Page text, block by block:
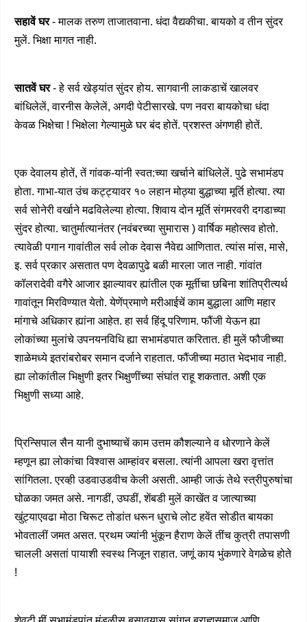
सहावें घर- मालक तरुण ताजातवाना. धंदा वैद्यकीचा. बायको व तीन सुंदर
मुलें. भिक्षा मागत नाही.
सातवें घर- हे सर्व खेड्यांत सुंदर होय. सागवानी लाकडाचें खालवर
बांधिलेलें, वारनीस केलेलें, अगदी पेटीसारखे. पण नवरा बायकोचा धंदा
केवळ भिक्षेचा ! भिक्षेला गेल्यामुळे घर बंद होतें. प्रशस्त अंगणही होतें.
एक देवालय होतें, तें गांवक-यांनी स्वत:च्या खर्चाने बांधिलेलें. पुढे सभामंडप
होता. गाभा-यात उंच कट्ट्यावर १० लहान मोठ्या बुद्धाच्या मूर्ति होत्या. त्या
सर्व सोनेरी वर्खाने मढविलेल्या होत्या. शिवाय दोन मूर्ति संगमरवरी दगडाच्या
सुंदर होत्या. चातुर्मात्यानंतर (नवंबरच्या सुमारास ) वार्षिक महोत्सव होतो.
त्यावेळी पगान गावांतील सर्व लोक देवास नैवेद्य आणितात. त्यांस मांस, मासे,
इ. सर्व प्रकार असतात पण देवळापुढे बळी मारला जात नाही. गांवांत
कॉलरादेवी वगैरे आजार झाल्यावर ह्यांतील एक मूर्तीचा छबिना शांतिप्रीत्यर्थ
गावांतून मिरविण्यात येतो. येणेंप्रमाणे मरीआईचें काम बुद्धाला आणि महार
मांगाचे अधिकार ह्यांना आहेत. हा सर्व हिंदू परिणाम. फौंजी येऊन ह्या
लोकांच्या मुलांचे उपनयनविधि ह्या सभामंडपात करितात. ही मुलें फौजीच्या
शाळेमध्ये इतरांबरोबर समान दर्जाने राहतात. फौंजीच्या मठात भेदभाव नाही.
ह्या लोकांतील भिक्षुणी इतर भिक्षुणींच्या संघांत राहू शकतात. अशी एक
भिक्षुणी सध्या आहे.
प्रिन्सिपाल सैन यानी दुभाष्याचें काम उत्तम कौशल्याने व धोरणाने केलें
म्हणून ह्या लोकांचा विश्वास आम्हांवर बसला. त्यांनी आपला खरा वृत्तांत
सांगितला. एरव्ही उडवाउडवीच केली असती. आम्ही जाऊं तेथे स्त्रीपुरुषांचा
घोळका जमत असे. नागडीं, उघडीं, शेंबडी मुलें काखेंत व जात्याच्या
खुंट्याएवढा मोठा चिरूट तोडांत धरून धुराचे लोट हवेंत सोडीत बायका
भोवतालीं जमत असत. प्रथम ज्यांनी भुंकून हैराण केलें तींच कुत्री तपासणी
चालली असतां पायाशी स्वस्थ निजून राहात. जणूं काय भुंकणारे वेगळेच होते
!